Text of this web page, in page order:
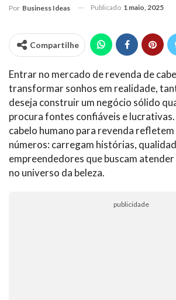
Por Business Ideas Publicado 1 maio, 2025
Compartilhe
Entrar no mercado de revenda de
transformar sonhos em realidade,
deseja construir um negócio sólido
procura fontes confiáveis e
cabelo humano para revenda refletem
números: carregam histórias,
empreendedores que buscam
no universo da beleza.
publicidade